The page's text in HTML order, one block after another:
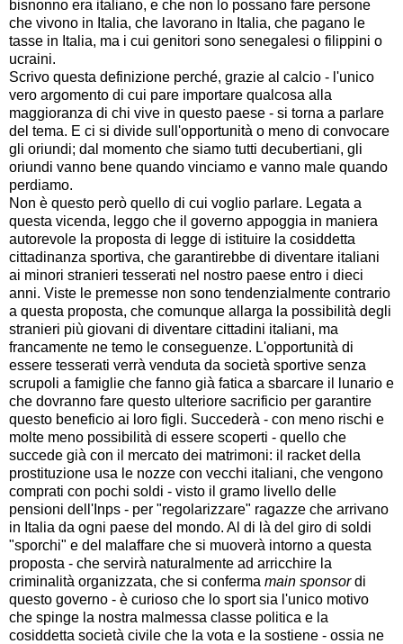
bisnonno era italiano, e che non lo possano fare persone
che vivono in Italia, che lavorano in Italia, che pagano le
tasse in Italia, ma i cui genitori sono senegalesi o filippini o
ucraini.
Scrivo questa definizione perché, grazie al calcio - l'unico
vero argomento di cui pare importare qualcosa alla
maggioranza di chi vive in questo paese - si torna a parlare
del tema. E ci si divide sull'opportunità o meno di convocare
gli oriundi; dal momento che siamo tutti decubertiani, gli
oriundi vanno bene quando vinciamo e vanno male quando
perdiamo.
Non è questo però quello di cui voglio parlare. Legata a
questa vicenda, leggo che il governo appoggia in maniera
autorevole la proposta di legge di istituire la cosiddetta
cittadinanza sportiva, che garantirebbe di diventare italiani
ai minori stranieri tesserati nel nostro paese entro i dieci
anni. Viste le premesse non sono tendenzialmente contrario
a questa proposta, che comunque allarga la possibilità degli
stranieri più giovani di diventare cittadini italiani, ma
francamente ne temo le conseguenze. L'opportunità di
essere tesserati verrà venduta da società sportive senza
scrupoli a famiglie che fanno già fatica a sbarcare il lunario e
che dovranno fare questo ulteriore sacrificio per garantire
questo beneficio ai loro figli. Succederà - con meno rischi e
molte meno possibilità di essere scoperti - quello che
succede già con il mercato dei matrimoni: il racket della
prostituzione usa le nozze con vecchi italiani, che vengono
comprati con pochi soldi - visto il gramo livello delle
pensioni dell'Inps - per "regolarizzare" ragazze che arrivano
in Italia da ogni paese del mondo. Al di là del giro di soldi
"sporchi" e del malaffare che si muoverà intorno a questa
proposta - che servirà naturalmente ad arricchire la
criminalità organizzata, che si conferma main sponsordi
questo governo - è curioso che lo sport sia l'unico motivo
che spinge la nostra malmessa classe politica e la
cosiddetta società civile che la vota e la sostiene - ossia ne